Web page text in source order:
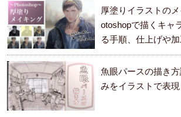
厚塗りイラストの
otoshopで描くキャ
る手順、仕上げや
ます。
魚眼パースの描き
みをイラストで表現